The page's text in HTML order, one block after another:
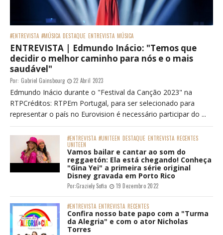
#ENTREVISTA #MÚSICA DESTAQUE ENTREVISTA MÚSICA
ENTREVISTA | Edmundo Inácio: "Temos que
decidir o melhor caminho para nós e o mais
saudável"
Por: Gabriel Gainsbourg 22 Abril 2023
Edmundo Inácio durante o "Festival da Canção 2023" na
RTPCréditos: RTPEm Portugal, para ser selecionado para
representar o país no Eurovision é necessário participar do ...
#ENTREVISTA #UNITEEN DESTAQUE ENTREVISTA RECENTES
UNITEEN
Vamos bailar e cantar ao som do
reggaetón: Ela está chegando! Conheça
"Gina Yei" a primeira série original
Disney gravada em Porto Rico
Por:Graziely Sofia 19 Dezembro 2022
#ENTREVISTA ENTREVISTA RECENTES
Confira nosso bate papo com a "Turma
da Alegria" e com o ator Nicholas
Torres